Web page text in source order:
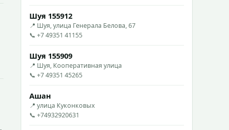
Шуя 155912
📍 Шуя, улица Генерала Белова, 67
📞 +7 49351 41155
Шуя 155909
📍 Шуя, Кооперативная улица
📞 +7 49351 45265
Ашан
📍 улица Куконковых
📞 +74932920631